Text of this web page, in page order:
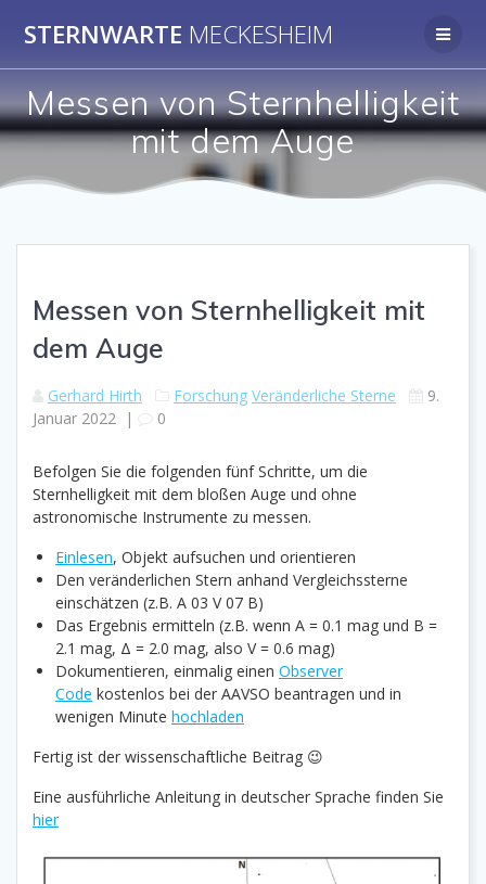
InhaltSTERNWARTE MECKESHEIM
Messen von Sternhelligkeit
mit dem Auge
Messen von Sternhelligkeit mit
dem Auge
Gerhard Hirth Forschung Veränderliche Sterne
9.
Januar 2022 | 0
Befolgen Sie die folgenden fünf Schritte, um die
Sternhelligkeit mit dem bloßen Auge und ohne
astronomische Instrumente zu messen.
Einlesen, Objekt aufsuchen und orientieren
Den veränderlichen Stern anhand Vergleichssterne
einschätzen (z.B. A 03 V 07 B)
Das Ergebnis ermitteln (z.B. wenn A = 0.1 mag und B =
2.1 mag, Δ = 2.0 mag, also V = 0.6 mag)
Dokumentieren, einmalig einen Observer
Code kostenlos bei der AAVSO beantragen und in
wenigen Minute hochladen
Fertig ist der wissenschaftliche Beitrag 😉
Eine ausführliche Anleitung in deutscher Sprache finden Sie
hier